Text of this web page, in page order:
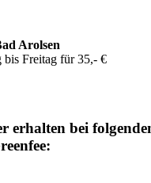
Arolsen
bis Freitag für 35,- €
erhalten bei